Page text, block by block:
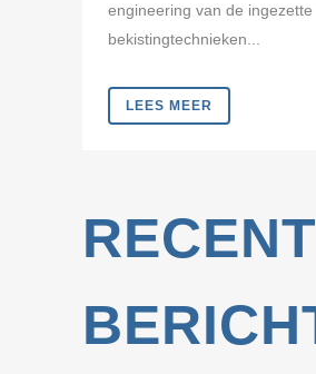
engineering van de ingezette
bekistingtechnieken...
LEES MEER